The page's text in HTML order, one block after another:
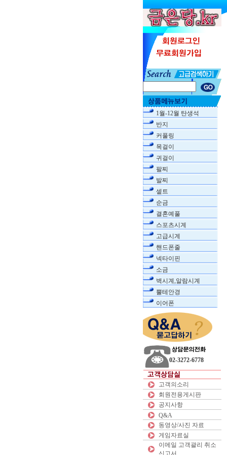
1월-12월 탄생석
반지
커풀링
목걸이
귀걸이
팔찌
발찌
셑트
순금
결혼예풀
스포츠시계
고급시계
핸드폰줄
넥타이핀
소금
벽시계,알람시계
뿔테안경
이어폰
02-3272-6778
고객의소리
회원전용게시판
공지사항
Q&A
동영상/사진 자료
게임자료실
이메일 고객괄리 취소
신고서